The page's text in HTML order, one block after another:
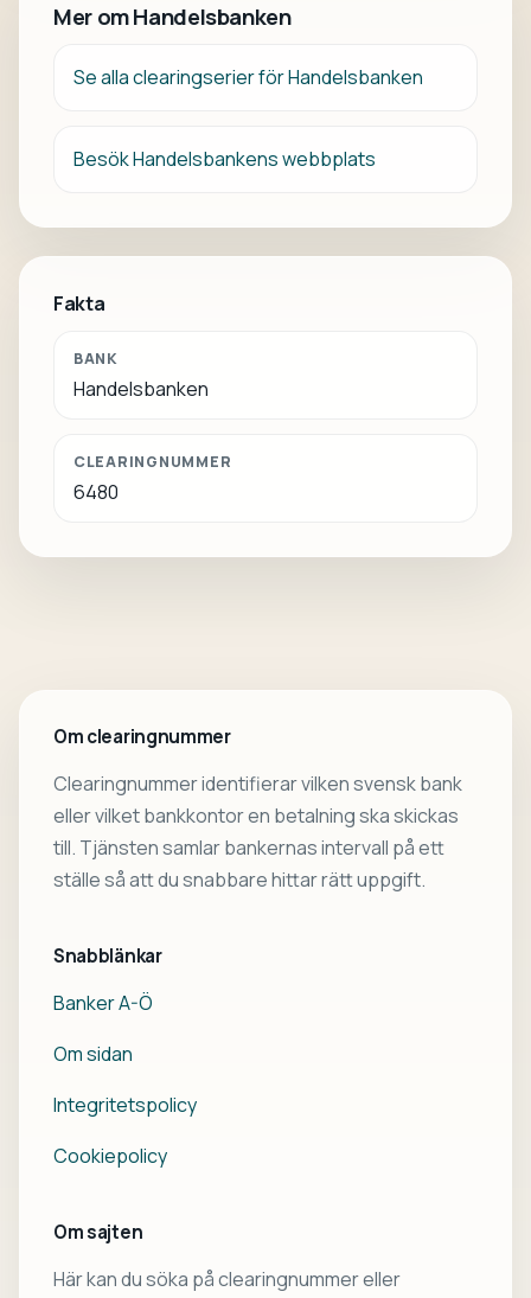
Mer om Handelsbanken
Se alla clearingserier för Handelsbanken
Besök Handelsbankens webbplats
Fakta
BANK
Handelsbanken
CLEARINGNUMMER
6480
Om clearingnummer
Clearingnummer identifierar vilken svensk bank
eller vilket bankkontor en betalning ska skickas
till. Tjänsten samlar bankernas intervall på ett
ställe så att du snabbare hittar rätt uppgift.
Snabblänkar
Banker A-Ö
Om sidan
Integritetspolicy
Cookiepolicy
Om sajten
Här kan du söka på clearingnummer eller